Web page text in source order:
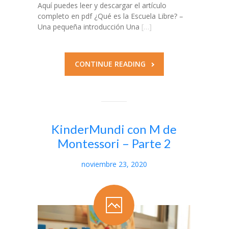
Aquí puedes leer y descargar el artículo
completo en pdf ¿Qué es la Escuela Libre? –
Una pequeña introducción Una […]
CONTINUE READING
KinderMundi con M de
Montessori – Parte 2
noviembre 23, 2020